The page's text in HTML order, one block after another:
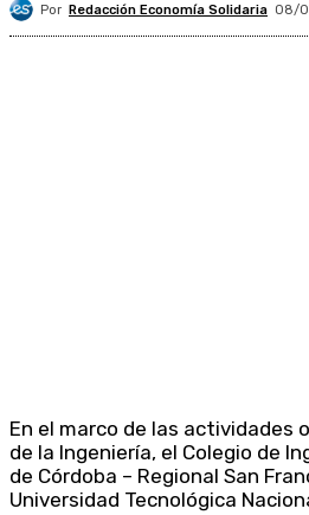
Por Redacción Economía Solidaria 08/
En el marco de las actividades
de la Ingeniería, el Colegio de
de Córdoba – Regional San
Universidad Tecnológica